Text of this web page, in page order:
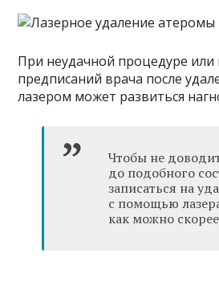
При неудачной процедуре
предписаний врача после
лазером может развиться
Чтобы не
до подобного
записаться на
с помощью
как можно